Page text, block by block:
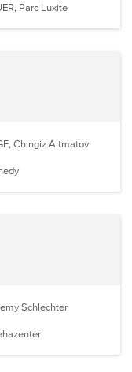
Parc Luxite
Chingiz Aitmatov
Schlechter